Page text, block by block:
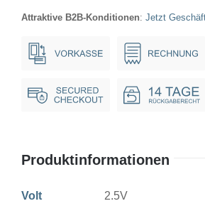
Attraktive B2B-Konditionen: Jetzt
Produktinformationen
Volt 2.5V